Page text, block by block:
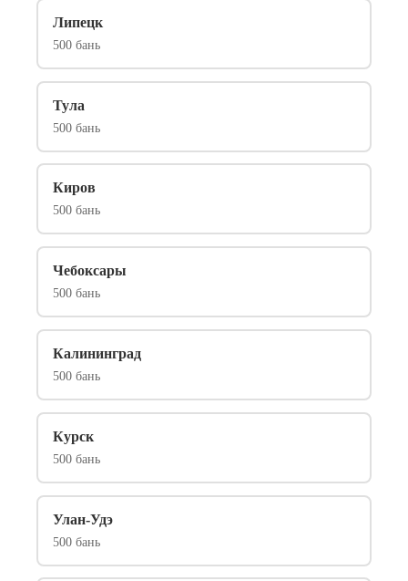
Липецк
500 бань
Тула
500 бань
Киров
500 бань
Чебоксары
500 бань
Калининград
500 бань
Курск
500 бань
Улан-Удэ
500 бань